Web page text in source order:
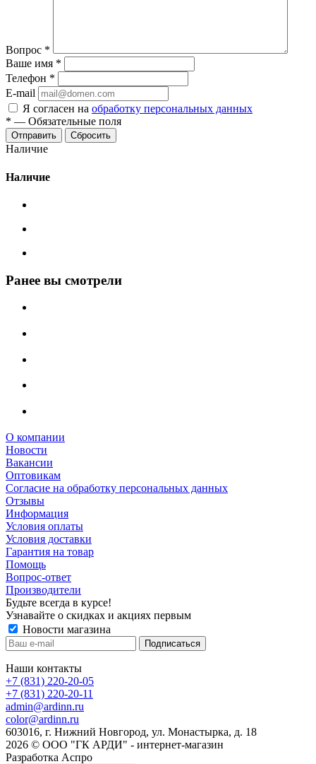
Вопрос *
Ваше имя *
Телефон *
E-mail
Я согласен на обработку персональных данных
* — Обязательные поля
Сбросить
Наличие
Наличие
Ранее вы смотрели
О компании
Новости
Вакансии
Оптовикам
Cогласие на обработку персональных данных
Отзывы
Информация
Условия оплаты
Условия доставки
Гарантия на товар
Помощь
Вопрос-ответ
Производители
Будьте всегда в курсе!
Узнавайте о скидках и акциях первым
Новости магазина
Наши контакты
+7 (831) 220-20-05
+7 (831) 220-20-11
admin@ardinn.ru
color@ardinn.ru
603016, г. Нижний Новгород, ул. Монастырка, д. 18
2026 © ООО "ГК АРДИ" - интернет-магазин
Разработка Аспро